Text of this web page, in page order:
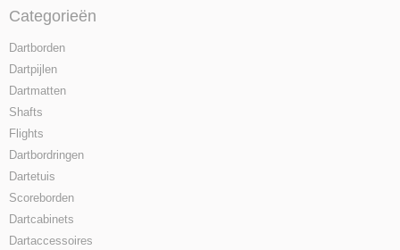
Categorieën
Dartborden
Dartpijlen
Dartmatten
Shafts
Flights
Dartbordringen
Dartetuis
Scoreborden
Dartcabinets
Dartaccessoires